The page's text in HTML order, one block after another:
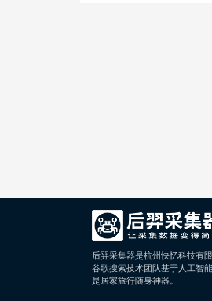
后羿采集器是杭州快忆科技有
谷歌搜索技术团队基于人工智
是居家旅行随身神器。